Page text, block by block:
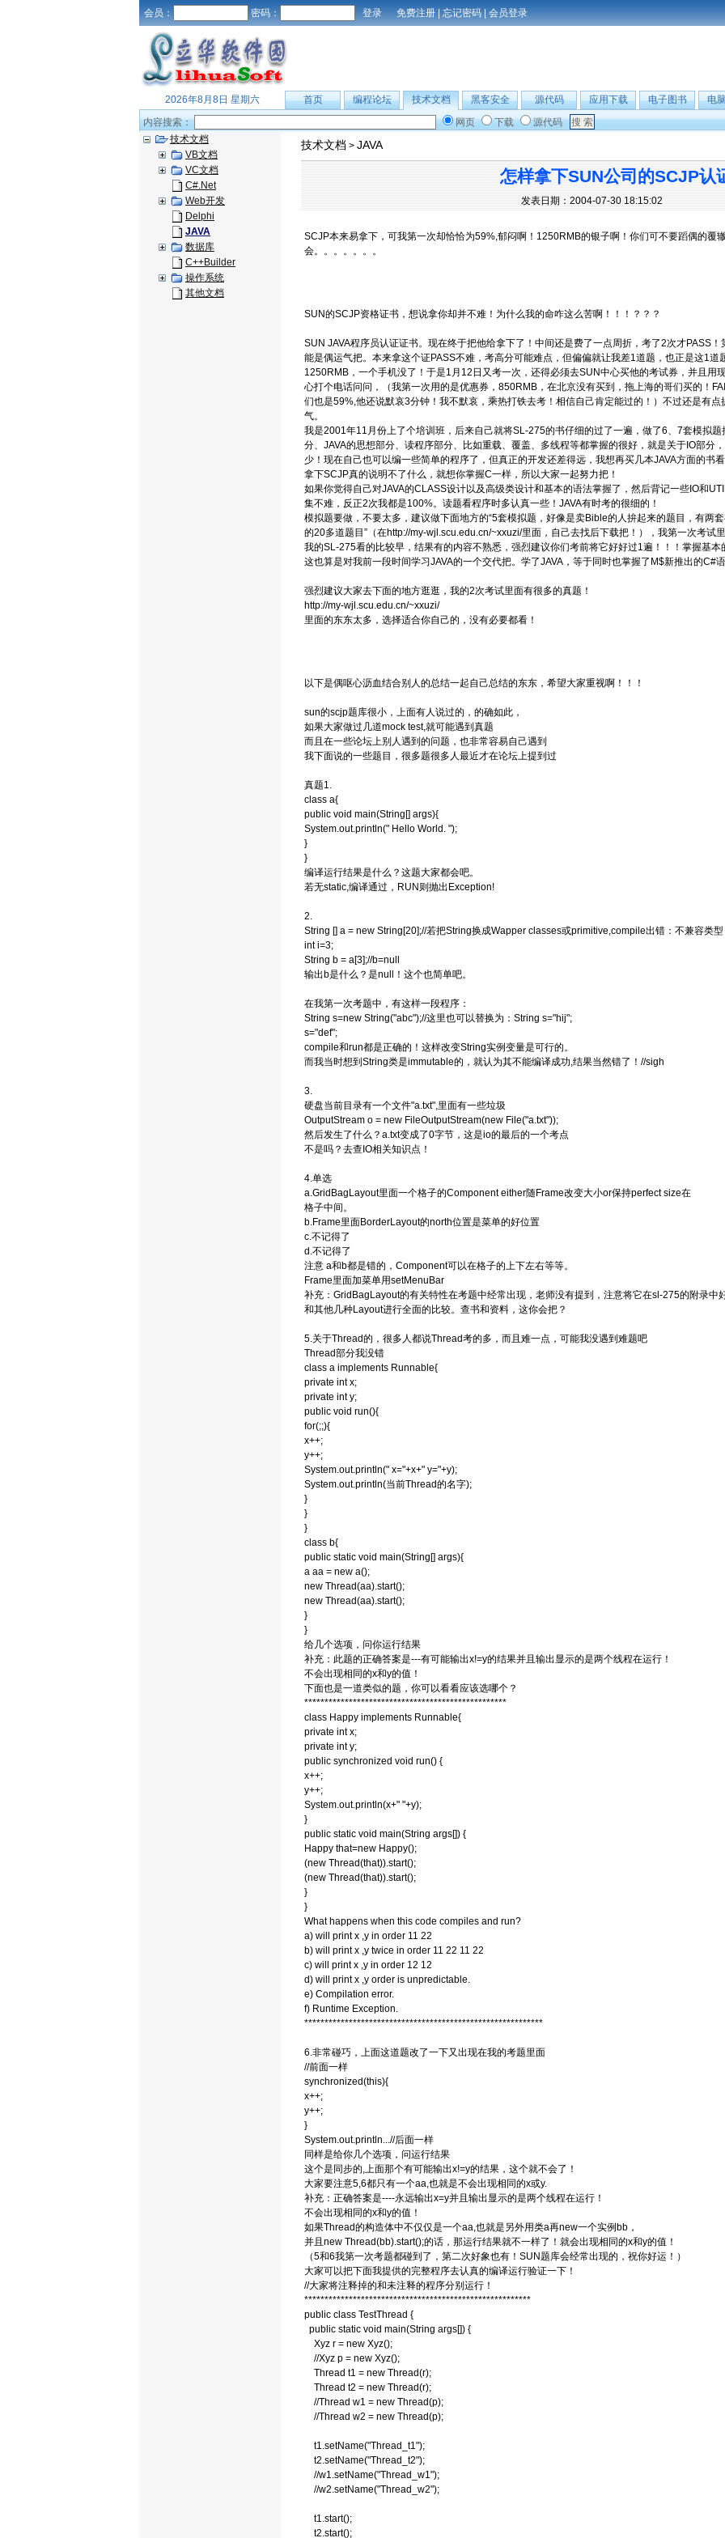
会员： 密码： 免费注册 | 忘记密码 | 会员登录
2026年8月8日 星期六 首页 编程论坛 技术文档 黑客安全 源代码 应用下载 电子图书 电
内容搜索：
网页 下载
源代码
技术文档
VB文档
VC文档
C#.Net
Web开发
Delphi
JAVA
数据库
C++Builder
操作系统
其他文档
技术文档 > JAVA
怎样拿下SUN公司的SCJP认
发表日期：2004-07-30 18:15:02
SCJP本来易拿下，可我第一次却恰恰为59%,郁闷啊！1250RMB的银子啊！你们可不要蹈偶的覆
会。。。。。。。
SUN的SCJP资格证书，想说拿你却并不难！为什么我的命咋这么苦啊！！！？？？
SUN JAVA程序员认证证书。现在终于把他给拿下了！中间还是费了一点周折，考了2次才PASS
能是偶运气把。本来拿这个证PASS不难，考高分可能难点，但偏偏就让我差1道题，也正是这1
1250RMB，一个手机没了！于是1月12日又考一次，还得必须去SUN中心买他的考试券，并且用
心打个电话问问，（我第一次用的是优惠券，850RMB，在北京没有买到，拖上海的哥们买的！
们也是59%,他还说默哀3分钟！我不默哀，乘热打铁去考！相信自己肯定能过的！）不过还是有
气。
我是2001年11月份上了个培训班，后来自己就将SL-275的书仔细的过了一遍，做了6、7套模拟
分、JAVA的思想部分、读程序部分、比如重载、覆盖、多线程等都掌握的很好，就是关于IO部分
少！现在自己也可以编一些简单的程序了，但真正的开发还差得远，我想再买几本JAVA方面的书看
拿下SCJP真的说明不了什么，就想你掌握C一样，所以大家一起努力把！
如果你觉得自己对JAVA的CLASS设计以及高级类设计和基本的语法掌握了，然后背记一些IO和
集不难，反正2次我都是100%。读题看程序时多认真一些！JAVA有时考的很细的！
模拟题要做，不要太多，建议做下面地方的“5套模拟题，好像是卖Bible的人拚起来的题目，有两
的20多道题目”（在http://my-wjl.scu.edu.cn/~xxuzi/里面，自己去找后下载把！），我第一次考试
我的SL-275看的比较早，结果有的内容不熟悉，强烈建议你们考前将它好好过1遍！！！掌握基本
这也算是对我前一段时间学习JAVA的一个交代把。学了JAVA，等于同时也掌握了M$新推出的C#
强烈建议大家去下面的地方逛逛，我的2次考试里面有很多的真题！
http://my-wjl.scu.edu.cn/~xxuzi/
里面的东东太多，选择适合你自己的，没有必要都看！
以下是偶呕心沥血结合别人的总结一起自己总结的东东，希望大家重视啊！！！
sun的scjp题库很小，上面有人说过的，的确如此，
如果大家做过几道mock test,就可能遇到真题
而且在一些论坛上别人遇到的问题，也非常容易自己遇到
我下面说的一些题目，很多题很多人最近才在论坛上提到过
真题1.
class a{
public void main(String[] args){
System.out.println(" Hello World. ");
}
}
编译运行结果是什么？这题大家都会吧。
若无static,编译通过，RUN则抛出Exception!
2.
String [] a = new String[20];//若把String换成Wapper classes或primitive,compile出错：不兼容类型
int i=3;
String b = a[3];//b=null
输出b是什么？是null！这个也简单吧。
在我第一次考题中，有这样一段程序：
String s=new String("abc");//这里也可以替换为：String s="hij";
s="def";
compile和run都是正确的！这样改变String实例变量是可行的。
而我当时想到String类是immutable的，就认为其不能编译成功,结果当然错了！//sigh
3.
硬盘当前目录有一个文件"a.txt",里面有一些垃圾
OutputStream o = new FileOutputStream(new File("a.txt"));
然后发生了什么？a.txt变成了0字节，这是io的最后的一个考点
不是吗？去查IO相关知识点！
4.单选
a.GridBagLayout里面一个格子的Component either随Frame改变大小or保持perfect size在
格子中间。
b.Frame里面BorderLayout的north位置是菜单的好位置
c.不记得了
d.不记得了
注意 a和b都是错的，Component可以在格子的上下左右等等。
Frame里面加菜单用setMenuBar
补充：GridBagLayout的有关特性在考题中经常出现，老师没有提到，注意将它在sl-275的附录中
和其他几种Layout进行全面的比较。查书和资料，这你会把？
5.关于Thread的，很多人都说Thread考的多，而且难一点，可能我没遇到难题吧
Thread部分我没错
class a implements Runnable{
private int x;
private int y;
public void run(){
for(;;){
x++;
y++;
System.out.println(" x="+x+" y="+y);
System.out.println(当前Thread的名字);
}
}
}
class b{
public static void main(String[] args){
a aa = new a();
new Thread(aa).start();
new Thread(aa).start();
}
}
给几个选项，问你运行结果
补充：此题的正确答案是---有可能输出x!=y的结果并且输出显示的是两个线程在运行！
不会出现相同的x和y的值！
下面也是一道类似的题，你可以看看应该选哪个？
**************************************************
class Happy implements Runnable{
private int x;
private int y;
public synchronized void run() {
x++;
y++;
System.out.println(x+" "+y);
}
public static void main(String args[]) {
Happy that=new Happy();
(new Thread(that)).start();
(new Thread(that)).start();
}
}
What happens when this code compiles and run?
a) will print x ,y in order 11 22
b) will print x ,y twice in order 11 22 11 22
c) will print x ,y in order 12 12
d) will print x ,y order is unpredictable.
e) Compilation error.
f) Runtime Exception.
***********************************************************
6.非常碰巧，上面这道题改了一下又出现在我的考题里面
//前面一样
synchronized(this){
x++;
y++;
}
System.out.println...//后面一样
同样是给你几个选项，问运行结果
这个是同步的,上面那个有可能输出x!=y的结果，这个就不会了！
大家要注意5,6都只有一个aa,也就是不会出现相同的x或y.
补充：正确答案是----永远输出x=y并且输出显示的是两个线程在运行！
不会出现相同的x和y的值！
如果Thread的构造体中不仅仅是一个aa,也就是另外用类a再new一个实例bb，
并且new Thread(bb).start();的话，那运行结果就不一样了！就会出现相同的x和y的值！
（5和6我第一次考题都碰到了，第二次好象也有！SUN题库会经常出现的，祝你好运！）
大家可以把下面我提供的完整程序去认真的编译运行验证一下！
//大家将注释掉的和未注释的程序分别运行！
********************************************************
public class TestThread {
public static void main(String args[]) {
Xyz r = new Xyz();
//Xyz p = new Xyz();
Thread t1 = new Thread(r);
Thread t2 = new Thread(r);
//Thread w1 = new Thread(p);
//Thread w2 = new Thread(p);
t1.setName("Thread_t1");
t2.setName("Thread_t2");
//w1.setName("Thread_w1");
//w2.setName("Thread_w2");
t1.start();
t2.start();